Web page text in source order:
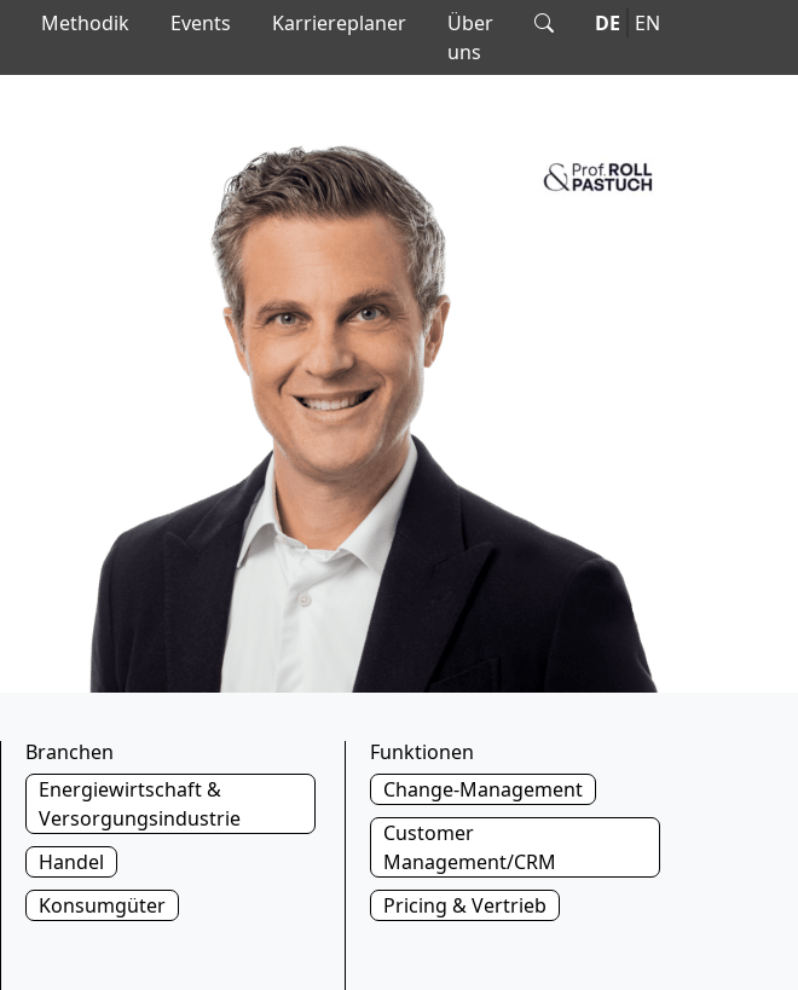
Methodik Events Karriereplaner
Über
uns
DE EN
Branchen
Energiewirtschaft &
Versorgungsindustrie
Handel
Konsumgüter
Funktionen
Change-Management
Customer
Management/CRM
Pricing & Vertrieb